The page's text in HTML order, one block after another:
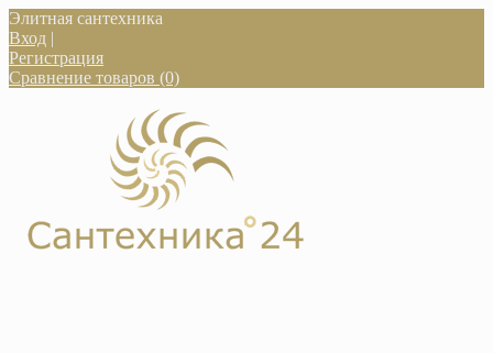
Элитная сантехника
Вход |
Регистрация
Сравнение товаров (0)